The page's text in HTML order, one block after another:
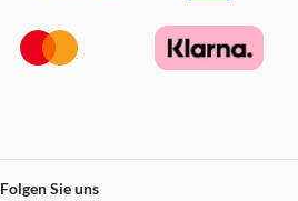
Folgen Sie uns